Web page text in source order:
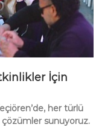
İçin
her türlü
çözümler sunuyoruz.